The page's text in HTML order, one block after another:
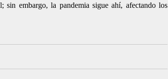
embargo, la pandemia sigue ahí, afectando los